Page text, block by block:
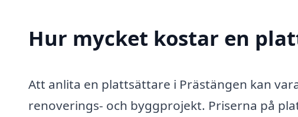
Hur mycket kostar en
Att anlita en plattsättare i Prästängen kan
renoverings- och byggprojekt. Priserna på